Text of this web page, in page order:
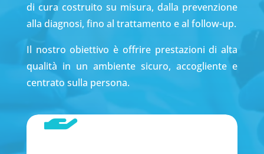
di cura costruito su misura, dalla prevenzione
alla diagnosi, fino al trattamento e al follow-up.
Il nostro obiettivo è offrire prestazioni di alta
qualità in un ambiente sicuro, accogliente e
centrato sulla persona.
